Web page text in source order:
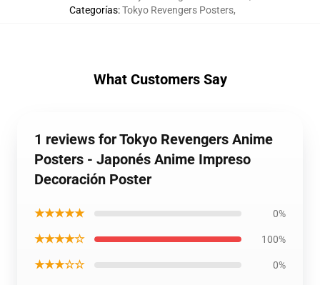
Categorías:Tokyo Revengers Posters,
What Customers Say
1 reviews for Tokyo Revengers Anime
Posters - Japonés Anime Impreso
Decoración Poster
★★★★★ 0%
★★★★☆ 100%
★★★☆☆ 0%